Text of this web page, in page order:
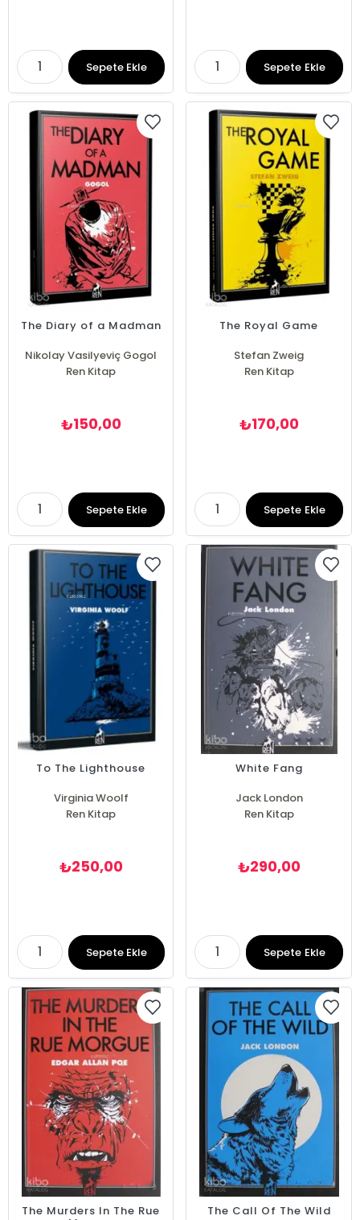
Sepete Ekle Sepete Ekle
The Diary of a Madman
Nikolay Vasilyeviç Gogol
Ren Kitap
₺150,00
Sepete Ekle
The Royal Game
Stefan Zweig
Ren Kitap
₺170,00
Sepete Ekle
To The Lighthouse
Virginia Woolf
Ren Kitap
₺250,00
Sepete Ekle
White Fang
Jack London
Ren Kitap
₺290,00
Sepete Ekle
The Murders In The Rue The Call Of The Wild